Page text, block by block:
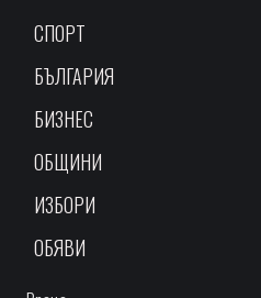
СПОРТ
БЪЛГАРИЯ
БИЗНЕС
ОБЩИНИ
ИЗБОРИ
ОБЯВИ